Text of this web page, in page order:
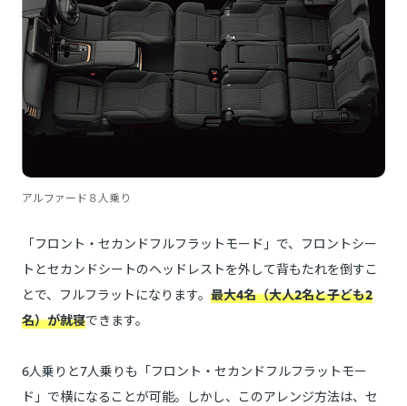
アルファード８人乗り
「フロント・セカンドフルフラットモード」で、フロントシー
トとセカンドシートのヘッドレストを外して背もたれを倒すこ
とで、フルフラットになります。 最大4名（大人2名と子ども2
名）が就寝できます。
6人乗りと7人乗りも「フロント・セカンドフルフラットモー
ド」で横になることが可能。しかし、このアレンジ方法は、セ